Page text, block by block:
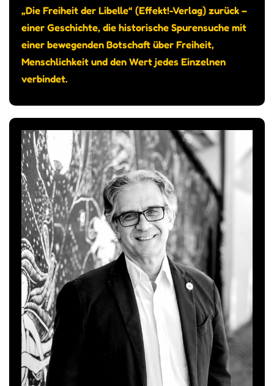
„Die Freiheit der Libelle“ (Effekt!-Verlag) zurück –
einer Geschichte, die historische Spurensuche mit
einer bewegenden Botschaft über Freiheit,
Menschlichkeit und den Wert jedes Einzelnen
verbindet.